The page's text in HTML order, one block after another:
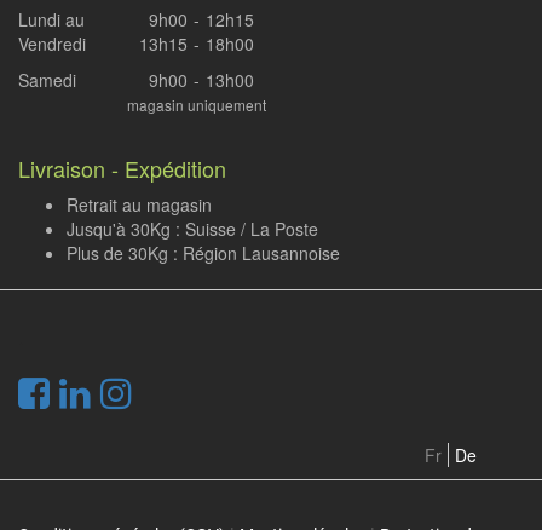
Lundi au
Vendredi
9h00
13h15
-
-
12h15
18h00
Samedi
9h00 - 13h00
magasin uniquement
Livraison - Expédition
Retrait au magasin
Jusqu'à 30Kg : Suisse / La Poste
Plus de 30Kg : Région Lausannoise
Fr De